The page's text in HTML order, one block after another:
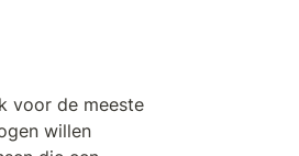
voor de meeste
willen